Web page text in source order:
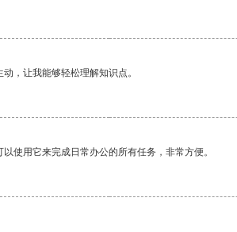
，让我能够轻松理解知识点。
使用它来完成日常办公的所有任务，非常方便。